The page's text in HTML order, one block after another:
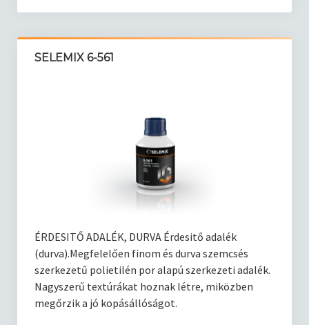
SELEMIX 6-561
ÉRDESITŐ ADALÉK, DURVA Érdesitő adalék
(durva).Megfelelően finom és durva szemcsés
szerkezetű polietilén por alapú szerkezeti adalék.
Nagyszerű textúrákat hoznak létre, miközben
megőrzik a jó kopásállóságot.